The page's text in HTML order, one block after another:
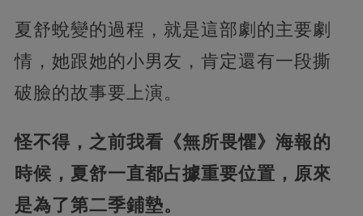
夏舒蛻變的過程，就是這部劇的主要劇
情，她跟她的小男友，肯定還有一段撕
破臉的故事要上演。
怪不得，之前我看《無所畏懼》海報的
時候，夏舒一直都占據重要位置，原來
是為了第二季鋪墊。